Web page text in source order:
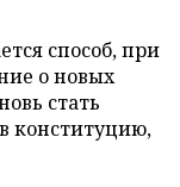
способ, при
о новых
стать
конституцию,